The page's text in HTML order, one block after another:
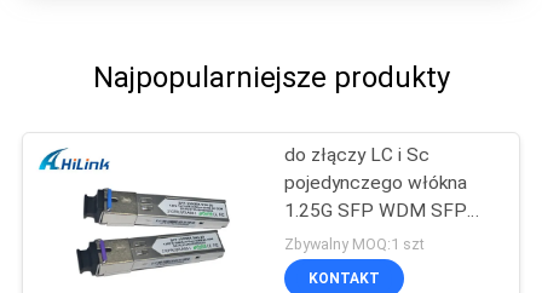
Najpopularniejsze produkty
do złączy LC i Sc
pojedynczego włókna
1.25G SFP WDM SFP
Moduł nadawczo-
odbiorczy
Zbywalny MOQ:1 szt
KONTAKT